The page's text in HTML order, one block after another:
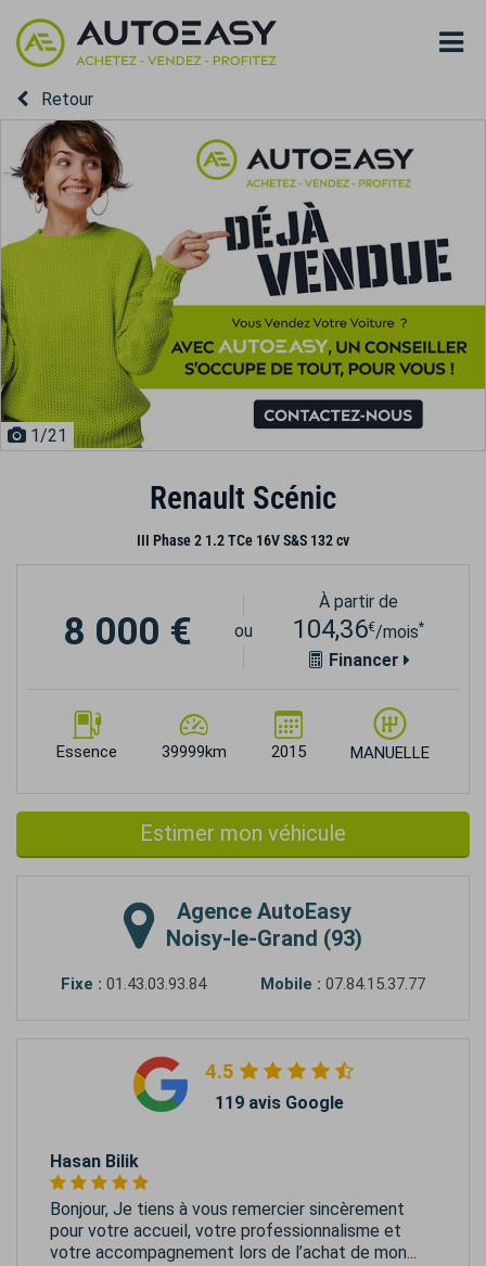
Retour
1/21
Renault Scénic
III Phase 2 1.2 TCe 16V S&S 132 cv
Essence 39999km 2015 MANUELLE
8 000 € ou
À partir de
104,36€/mois*
Financer
Estimer mon véhicule
Agence AutoEasy
Noisy-le-Grand (93)
Fixe : 01.43.03.93.84 Mobile : 07.84.15.37.77
4.5
119 avis Google
Hasan Bilik
Bonjour, Je tiens à vous remercier sincèrement
pour votre accueil, votre professionnalisme et
votre accompagnement lors de l’achat de mon...